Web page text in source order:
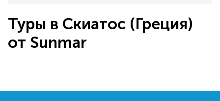
Туры в Скиатос (Греция)
от Sunmar